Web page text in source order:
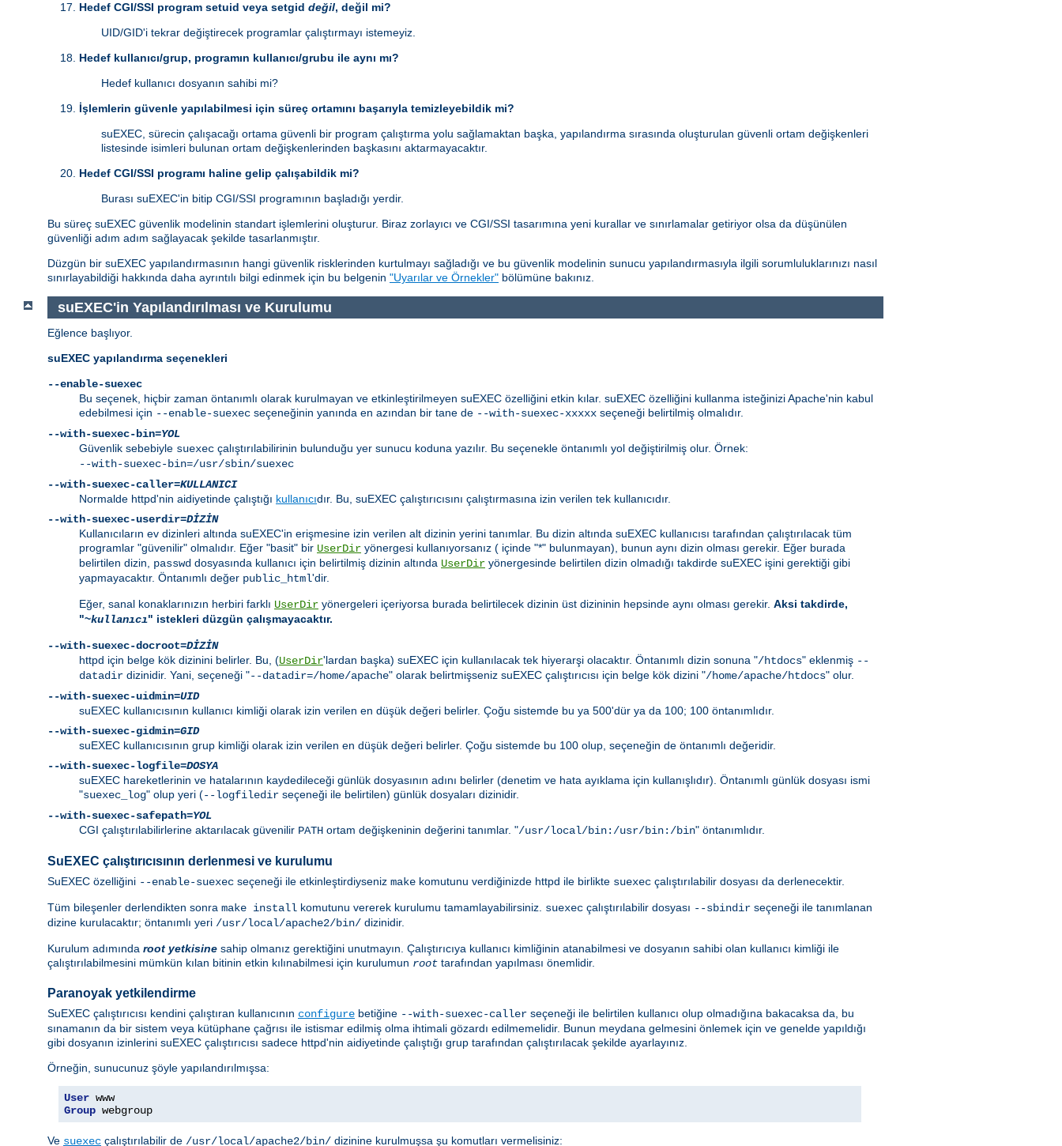
Hedef CGI/SSI program setuid veya setgid değil, değil mi?
UID/GID'i tekrar değiştirecek programlar çalıştırmayı istemeyiz.
Hedef kullanıcı/grup, programın kullanıcı/grubu ile aynı mı?
Hedef kullanıcı dosyanın sahibi mi?
İşlemlerin güvenle yapılabilmesi için süreç ortamını başarıyla temizleyebildik mi?
suEXEC, sürecin çalışacağı ortama güvenli bir program çalıştırma yolu sağlamaktan başka, yapılandırma sırasında oluşturulan güvenli ortam değişkenleri
listesinde isimleri bulunan ortam değişkenlerinden başkasını aktarmayacaktır.
Hedef CGI/SSI programı haline gelip çalışabildik mi?
Burası suEXEC'in bitip CGI/SSI programının başladığı yerdir.
Bu süreç suEXEC güvenlik modelinin standart işlemlerini oluşturur. Biraz zorlayıcı ve CGI/SSI tasarımına yeni kurallar ve sınırlamalar getiriyor olsa da düşünülen
güvenliği adım adım sağlayacak şekilde tasarlanmıştır.
Düzgün bir suEXEC yapılandırmasının hangi güvenlik risklerinden kurtulmayı sağladığı ve bu güvenlik modelinin sunucu yapılandırmasıyla ilgili sorumluluklarınızı nasıl
sınırlayabildiği hakkında daha ayrıntılı bilgi edinmek için bu belgenin "Uyarılar ve Örnekler" bölümüne bakınız.
suEXEC'in Yapılandırılması ve Kurulumu
Eğlence başlıyor.
suEXEC yapılandırma seçenekleri
--enable-suexec
Bu seçenek, hiçbir zaman öntanımlı olarak kurulmayan ve etkinleştirilmeyen suEXEC özelliğini etkin kılar. suEXEC özelliğini kullanma isteğinizi Apache'nin kabul
edebilmesi için --enable-suexec seçeneğinin yanında en azından bir tane de --with-suexec-xxxxx seçeneği belirtilmiş olmalıdır.
--with-suexec-bin=YOL
Güvenlik sebebiyle suexec çalıştırılabilirinin bulunduğu yer sunucu koduna yazılır. Bu seçenekle öntanımlı yol değiştirilmiş olur. Örnek:
--with-suexec-bin=/usr/sbin/suexec
--with-suexec-caller=KULLANICI
Normalde httpd'nin aidiyetinde çalıştığı kullanıcıdır. Bu, suEXEC çalıştırıcısını çalıştırmasına izin verilen tek kullanıcıdır.
--with-suexec-userdir=DİZİN
Kullanıcıların ev dizinleri altında suEXEC'in erişmesine izin verilen alt dizinin yerini tanımlar. Bu dizin altında suEXEC kullanıcısı tarafından çalıştırılacak tüm
programlar "güvenilir" olmalıdır. Eğer "basit" bir UserDir yönergesi kullanıyorsanız ( içinde "*" bulunmayan), bunun aynı dizin olması gerekir. Eğer burada
belirtilen dizin, passwd dosyasında kullanıcı için belirtilmiş dizinin altında UserDir yönergesinde belirtilen dizin olmadığı takdirde suEXEC işini gerektiği gibi
yapmayacaktır. Öntanımlı değer public_html'dir.
Eğer, sanal konaklarınızın herbiri farklı UserDir yönergeleri içeriyorsa burada belirtilecek dizinin üst dizininin hepsinde aynı olması gerekir. Aksi takdirde,
"~kullanıcı" istekleri düzgün çalışmayacaktır.
--with-suexec-docroot=DİZİN
httpd için belge kök dizinini belirler. Bu, (UserDir'lardan başka) suEXEC için kullanılacak tek hiyerarşi olacaktır. Öntanımlı dizin sonuna "/htdocs" eklenmiş --
datadir dizinidir. Yani, seçeneği "--datadir=/home/apache" olarak belirtmişseniz suEXEC çalıştırıcısı için belge kök dizini "/home/apache/htdocs" olur.
--with-suexec-uidmin=UID
suEXEC kullanıcısının kullanıcı kimliği olarak izin verilen en düşük değeri belirler. Çoğu sistemde bu ya 500'dür ya da 100; 100 öntanımlıdır.
--with-suexec-gidmin=GID
suEXEC kullanıcısının grup kimliği olarak izin verilen en düşük değeri belirler. Çoğu sistemde bu 100 olup, seçeneğin de öntanımlı değeridir.
--with-suexec-logfile=DOSYA
suEXEC hareketlerinin ve hatalarının kaydedileceği günlük dosyasının adını belirler (denetim ve hata ayıklama için kullanışlıdır). Öntanımlı günlük dosyası ismi
"suexec_log" olup yeri (--logfiledir seçeneği ile belirtilen) günlük dosyaları dizinidir.
--with-suexec-safepath=YOL
CGI çalıştırılabilirlerine aktarılacak güvenilir PATH ortam değişkeninin değerini tanımlar. "/usr/local/bin:/usr/bin:/bin" öntanımlıdır.
SuEXEC çalıştırıcısının derlenmesi ve kurulumu
SuEXEC özelliğini --enable-suexec seçeneği ile etkinleştirdiyseniz make komutunu verdiğinizde httpd ile birlikte suexec çalıştırılabilir dosyası da derlenecektir.
Tüm bileşenler derlendikten sonra make install komutunu vererek kurulumu tamamlayabilirsiniz. suexec çalıştırılabilir dosyası --sbindir seçeneği ile tanımlanan
dizine kurulacaktır; öntanımlı yeri /usr/local/apache2/bin/ dizinidir.
Kurulum adımında root yetkisine sahip olmanız gerektiğini unutmayın. Çalıştırıcıya kullanıcı kimliğinin atanabilmesi ve dosyanın sahibi olan kullanıcı kimliği ile
çalıştırılabilmesini mümkün kılan bitinin etkin kılınabilmesi için kurulumun root tarafından yapılması önemlidir.
Paranoyak yetkilendirme
SuEXEC çalıştırıcısı kendini çalıştıran kullanıcının configure betiğine --with-suexec-caller seçeneği ile belirtilen kullanıcı olup olmadığına bakacaksa da, bu
sınamanın da bir sistem veya kütüphane çağrısı ile istismar edilmiş olma ihtimali gözardı edilmemelidir. Bunun meydana gelmesini önlemek için ve genelde yapıldığı
gibi dosyanın izinlerini suEXEC çalıştırıcısı sadece httpd'nin aidiyetinde çalıştığı grup tarafından çalıştırılacak şekilde ayarlayınız.
Örneğin, sunucunuz şöyle yapılandırılmışsa:
User
Group webgroup
Ve suexec çalıştırılabilir de /usr/local/apache2/bin/ dizinine kurulmuşsa şu komutları vermelisiniz: